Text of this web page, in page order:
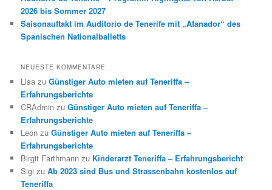
2026 bis Sommer 2027
Saisonauftakt im Auditorio de Tenerife mit „Afanador“ des
Spanischen Nationalballetts
NEUESTE KOMMENTARE
Lisa zuGünstiger Auto mieten auf Teneriffa –
Erfahrungsberichte
CRAdmin zuGünstiger Auto mieten auf Teneriffa –
Erfahrungsberichte
Leon zuGünstiger Auto mieten auf Teneriffa –
Erfahrungsberichte
Birgit Farthmann zu Kinderarzt Teneriffa – Erfahrungsbericht
Sigi zuAb 2023 sind Bus und Strassenbahn kostenlos auf
Teneriffa